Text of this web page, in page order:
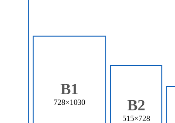
B1
728×1030 B2
515×728